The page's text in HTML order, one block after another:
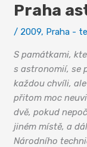
Praha
/ 2009, Praha -
S památkami,
s astronomií, se
každou chvíli,
přitom moc
dvě, pokud
jiném místě, a
Národního